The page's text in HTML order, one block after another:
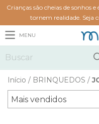
Crianças são cheias de sonhos
tornem realidade. Seja
MENU
Início / BRINQUEDOS /